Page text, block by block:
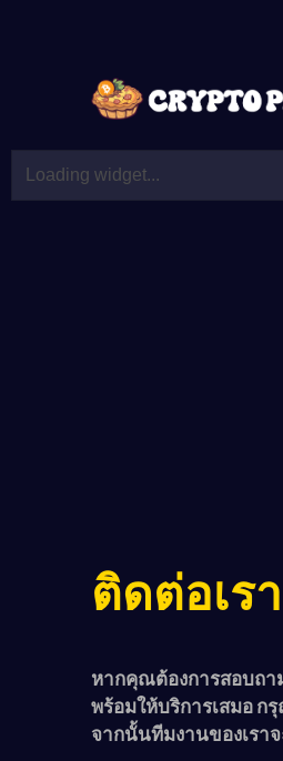
ติดต่อเรา
หากคุณต้องการสอบถา
พร้อมให้บริการเสมอ
จากนั้นทีมงานของเรา